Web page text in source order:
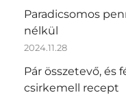
Paradicsomos
nélkül
2024.11.28
Pár összetevő, és
csirkemell recept